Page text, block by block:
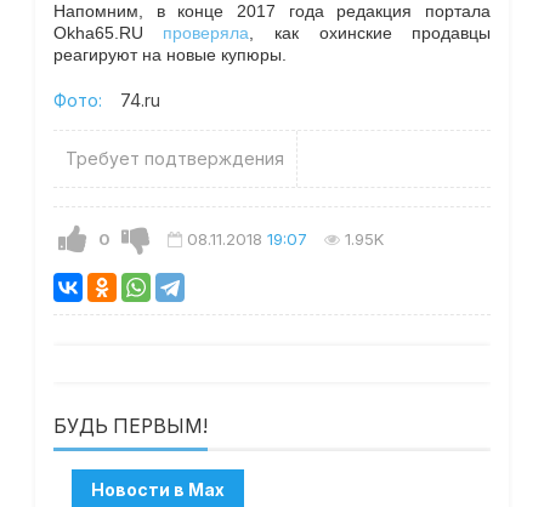
Напомним, в конце 2017 года редакция портала
Okha65.RU проверяла, как охинские продавцы
реагируют на новые купюры.
Фото: 74.ru
Требует подтверждения
0 08.11.2018 19:07 1.95K
БУДЬ ПЕРВЫМ!